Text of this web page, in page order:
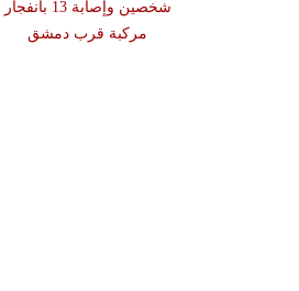
شخصين وإصابة 13 بانفجار
مركبة قرب دمشق